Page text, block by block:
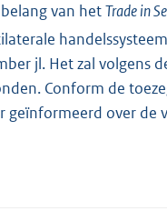
van hetTrade in
jl. Het zal volgens
Conform de
over de